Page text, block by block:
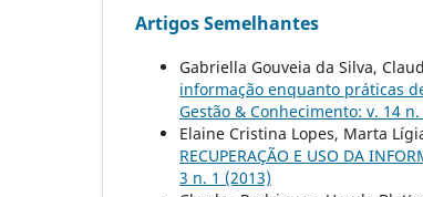
Artigos Semelhantes
Gabriella Gouveia da Silva,
informação enquanto práticas
Gestão & Conhecimento: v. 14 n.
Elaine Cristina Lopes, Marta
RECUPERAÇÃO E USO DA
3 n. 1 (2013)